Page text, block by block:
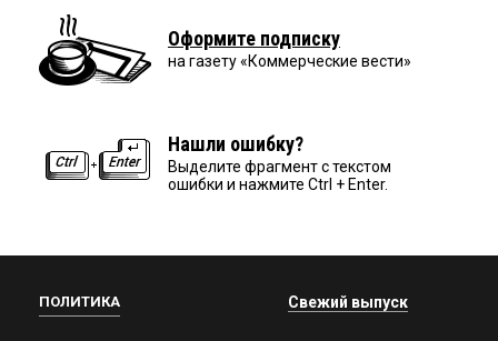
Оформите подписку
на газету «Коммерческие вести»
Нашли ошибку?
Выделите фрагмент с текстом
ошибки и нажмите Ctrl + Enter.
ПОЛИТИКА Свежий выпуск